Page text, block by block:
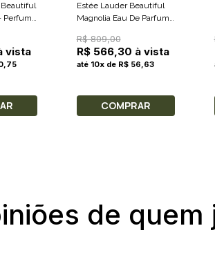
Beautiful
Perfume
vista
Estée Lauder Beautiful
Magnolia Eau De Parfum -
R$ 809,00
R$ 566,30 à vista
até 10x de R$ 56,63
COMPRAR
de quem